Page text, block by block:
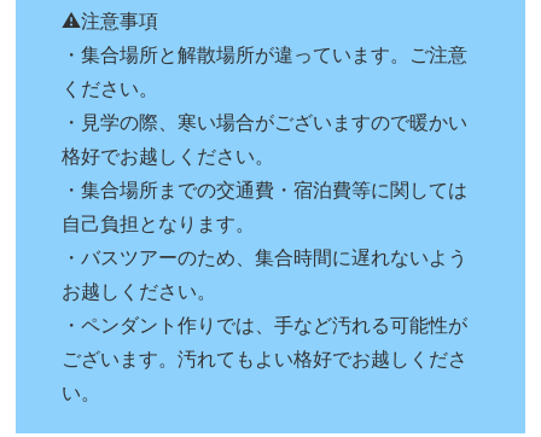
⚠注意事項
・集合場所と解散場所が違っています。ご注意
ください。
・見学の際、寒い場合がございますので暖かい
格好でお越しください。
・集合場所までの交通費・宿泊費等に関しては
自己負担となります。
・バスツアーのため、集合時間に遅れないよう
お越しください。
・ペンダント作りでは、手など汚れる可能性が
ございます。汚れてもよい格好でお越しくださ
い。